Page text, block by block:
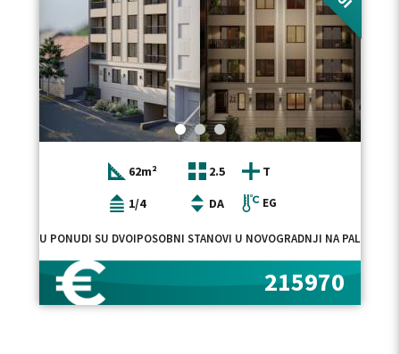
62m² 2.5
T
1/4
DA EG
U PONUDI SU DVOIPOSOBNI STANOVI U NOVOGRADNJI NA PALILULI,
215970